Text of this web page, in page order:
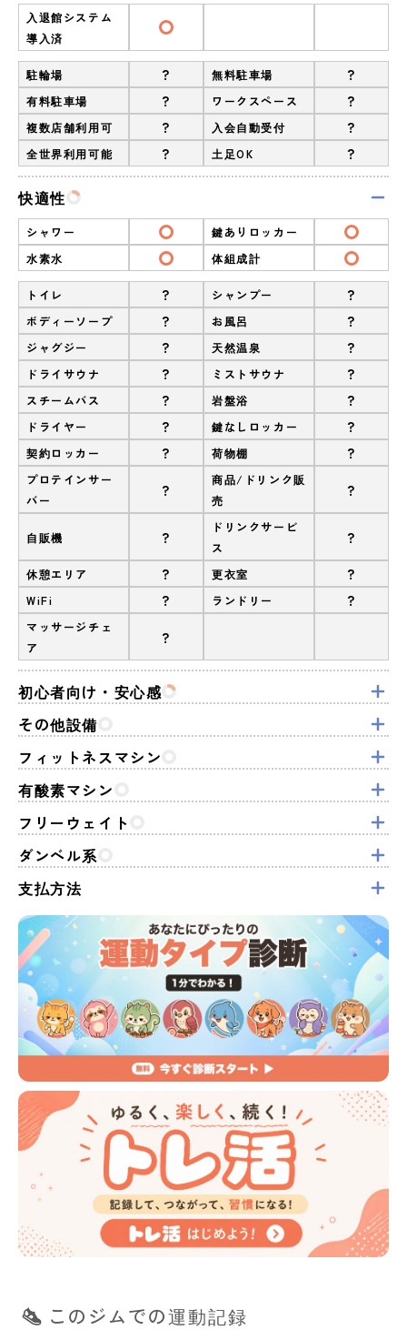
入退館システム
導入済
駐輪場 ? 無料駐車場 ?
有料駐車場 ? ワークスペース ?
複数店舗利用可 ? 入会自動受付 ?
全世界利用可能 ? 土足OK ?
快適性
シャワー
鍵ありロッカー
水素水
体組成計
トイレ ? シャンプー ?
ボディーソープ ? お風呂 ?
ジャグジー ? 天然温泉 ?
ドライサウナ ? ミストサウナ ?
スチームバス ? 岩盤浴 ?
ドライヤー ? 鍵なしロッカー ?
契約ロッカー ? 荷物棚 ?
プロテインサー
バー
?
商品/ドリンク販
売
?
自販機 ?
ドリンクサービ
ス
?
休憩エリア ? 更衣室 ?
WiFi ? ランドリー ?
マッサージチェ
ア
?
初心者向け・安心感
その他設備
フィットネスマシン
有酸素マシン
フリーウェイト
ダンベル系
支払方法
このジムでの運動記録